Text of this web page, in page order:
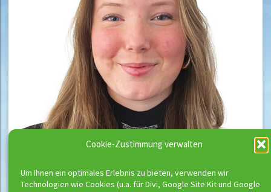
Cookie-Zustimmung verwalten
Um Ihnen ein optimales Erlebnis zu bieten, verwenden wir
Technologien wie Cookies (u.a. für Divi, Google Site Kit und Google